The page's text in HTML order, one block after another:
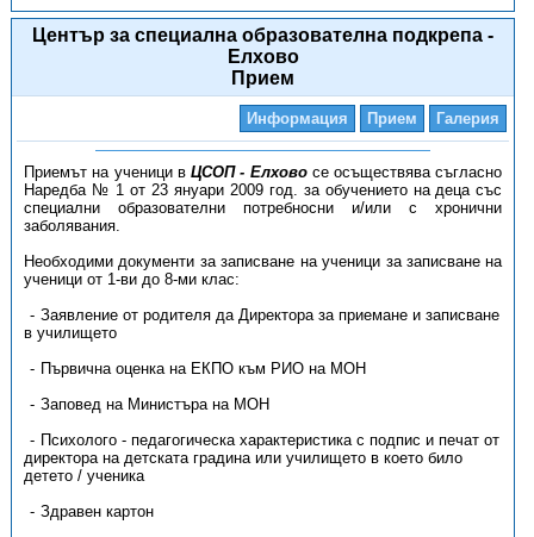
Център за специална образователна подкрепа -
Елхово
Прием
Информация Прием Галерия
Приемът на ученици вЦСОП - Елховосе осъществява съгласно
Наредба № 1 от 23 януари 2009 год. за обучението на деца със
специални образователни потребносни и/или с хронични
заболявания.
Необходими документи за записване на ученици за записване на
ученици от 1-ви до 8-ми клас:
Заявление от родителя да Директора за приемане и записване
в училището
Първична оценка на ЕКПО към РИО на МОН
Заповед на Министъра на МОН
Психолого - педагогическа характеристика с подпис и печат от
директора на детската градина или училището в което било
детето / ученика
Здравен картон